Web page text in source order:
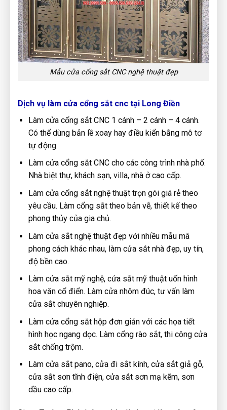
Mẫu cửa cổng sắt CNC nghệ thuật đẹp
Dịch vụ làm cửa cổng sắt cnc tại Long Điền
Làm cửa cổng sắt CNC 1 cánh – 2 cánh – 4 cánh.
Có thể dùng bản lề xoay hay điều kiển bằng mô tơ
tự động.
Làm cửa cổng sắt CNC cho các công trình nhà phố.
Nhà biệt thự, khách sạn, villa, nhà ở cao cấp.
Làm cửa cổng sắt nghệ thuật trọn gói giá rẻ theo
yêu cầu. Làm cổng sắt theo bản vễ, thiết kế theo
phong thủy của gia chủ.
Làm cửa sắt nghệ thuật đẹp với nhiều mẫu mã
phong cách khác nhau, làm cửa sắt nhà đẹp, uy tín,
độ bền cao.
Làm cửa sắt mỹ nghệ, cửa sắt mỹ thuật uốn hình
hoa văn cổ điển. Làm cửa nhôm đúc, tư vấn làm
cửa sắt chuyên nghiệp.
Làm cửa cổng sắt hộp đơn giản với các họa tiết
hình học ngang dọc. Làm cổng rào sắt, thi công cửa
sắt chống trộm.
Làm cửa sắt pano, cửa đi sắt kính, cửa sắt giả gỗ,
cửa sắt sơn tĩnh điện, cửa sắt sơn mạ kẽm, sơn
dầu cao cấp.